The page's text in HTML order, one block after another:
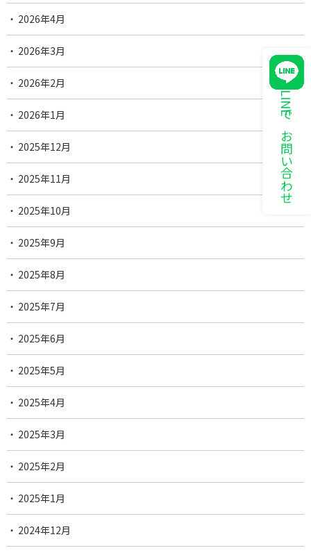
LINEでお問い合わせ
2026年4月
2026年3月
2026年2月
2026年1月
2025年12月
2025年11月
2025年10月
2025年9月
2025年8月
2025年7月
2025年6月
2025年5月
2025年4月
2025年3月
2025年2月
2025年1月
2024年12月